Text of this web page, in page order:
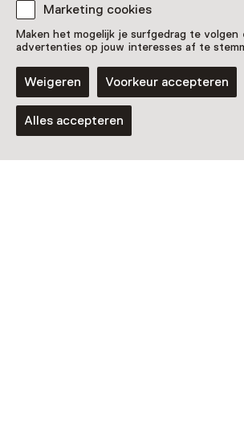
Marketing cookies
Maken het mogelijk je surfgedrag te volgen
advertenties op jouw interesses af te
Weigeren Voorkeur accepteren
Alles accepteren
Met de jonker op
T/m 1 november van 11:00
Voor 5 t/m 12 jaar